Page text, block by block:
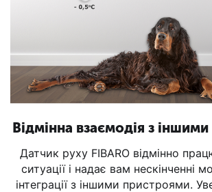
Відмінна взаємодія з
Датчик руху FIBARO відмінно
ситуації і надає вам нескінченні
інтеграції з іншими пристроями.